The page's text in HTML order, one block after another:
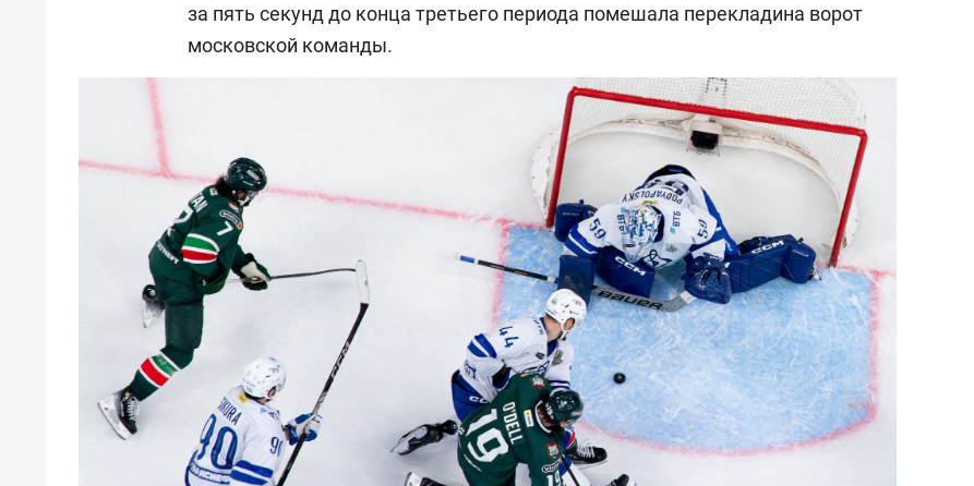
за пять секунд до конца третьего периода помешала перекладина ворот
московской команды.